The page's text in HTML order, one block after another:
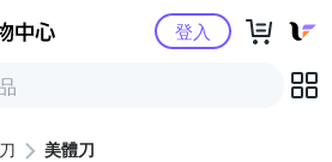
Yahoo購物中心登入
美體刀